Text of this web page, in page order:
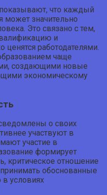
что каждый
может значительно
Это связано с тем,
и
работодателями.
чаще
создающими новые
экономическому
о своих
участвуют в
участие в
формирует
критическое отношение
обоснованные
условиях